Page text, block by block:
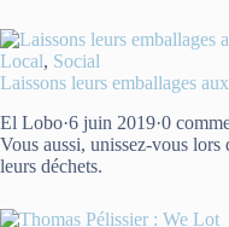
Local, Social
Laissons leurs emballages
El Lobo·6 juin 2019·0
Vous aussi, unissez-vous lors
leurs déchets.